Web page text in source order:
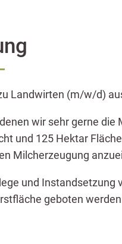
Landwirten (m/w/d)
wir sehr gerne die
und 125 Hektar
Milcherzeugung
und Instandsetzung
geboten